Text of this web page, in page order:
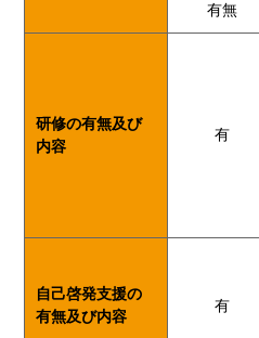
有無
研修の有無及び
内容
有
自己啓発支援の
有無及び内容
有